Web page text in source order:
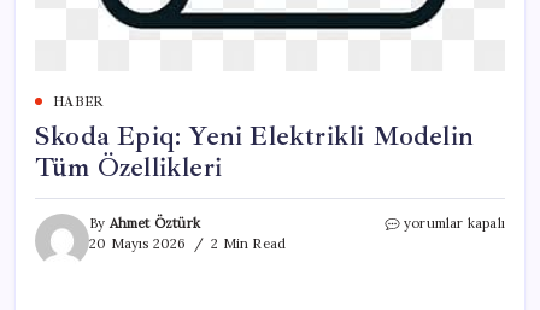
HABER
Skoda Epiq: Yeni Elektrikli Modelin
Tüm Özellikleri
By Ahmet Öztürk
20 Mayıs 2026
2 Min Read
Skoda
yorumlar kapalı